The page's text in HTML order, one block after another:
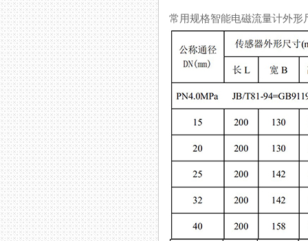
常用规格智能电磁流量计外形